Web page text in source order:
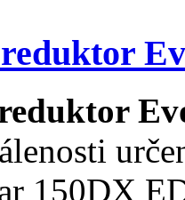
150DX